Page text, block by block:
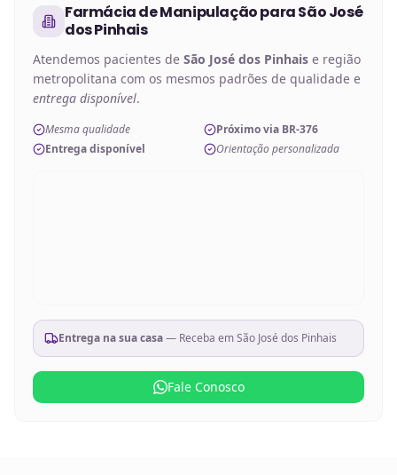
Farmácia de ManipulaçãoparaSão José
dos Pinhais
Atendemos pacientes de São José dos Pinhais e região
metropolitana com os mesmos padrões de qualidade e
entrega disponível.
Mesma qualidade
Próximo via BR-376
Entrega disponível
Orientação personalizada
Entrega na sua casa— Receba emSão José dos Pinhais
Fale Conosco